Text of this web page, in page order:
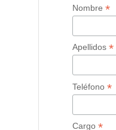
Nombre *
Apellidos *
Teléfono *
Cargo